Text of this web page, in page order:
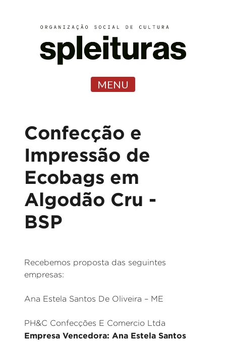
MENU
Confecção e
Impressão de
Ecobags em
Algodão Cru -
BSP
Recebemos proposta das seguintes
empresas:
Ana Estela Santos De Oliveira – ME
PH&C Confecções E Comercio Ltda
Empresa Vencedora: Ana Estela Santos